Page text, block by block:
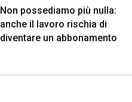
Non possediamo più nulla:
anche il lavoro rischia di
diventare un abbonamento